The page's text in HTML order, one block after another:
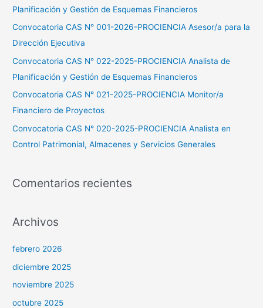
:
Planificación y Gestión de Esquemas Financieros
Convocatoria CAS N° 001-2026-PROCIENCIA Asesor/a para la
Dirección Ejecutiva
Convocatoria CAS N° 022-2025-PROCIENCIA Analista de
Planificación y Gestión de Esquemas Financieros
Convocatoria CAS N° 021-2025-PROCIENCIA Monitor/a
Financiero de Proyectos
Convocatoria CAS N° 020-2025-PROCIENCIA Analista en
Control Patrimonial, Almacenes y Servicios Generales
Comentarios recientes
Archivos
febrero 2026
diciembre 2025
noviembre 2025
octubre 2025